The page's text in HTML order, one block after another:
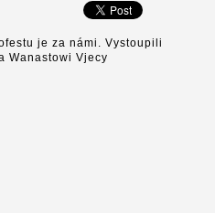
je za námi. Vystoupili
Wanastowi Vjecy